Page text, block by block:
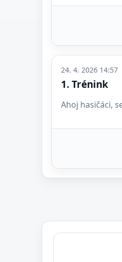
24. 4. 2026 14:57
1. Trénink
Ahoj hasičáci,